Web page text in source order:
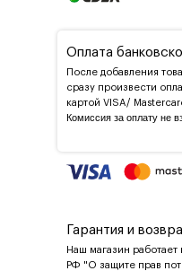
Оплата
После добавления
сразу произвести
картой VISA/
Комиссия за оплату не
Гарантия и
Наш магазин работает
РФ "О защите прав